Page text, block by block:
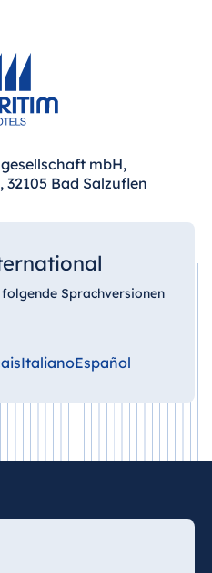
mbH,
Bad Salzuflen
Sprachversionen
ItalianoEspañol